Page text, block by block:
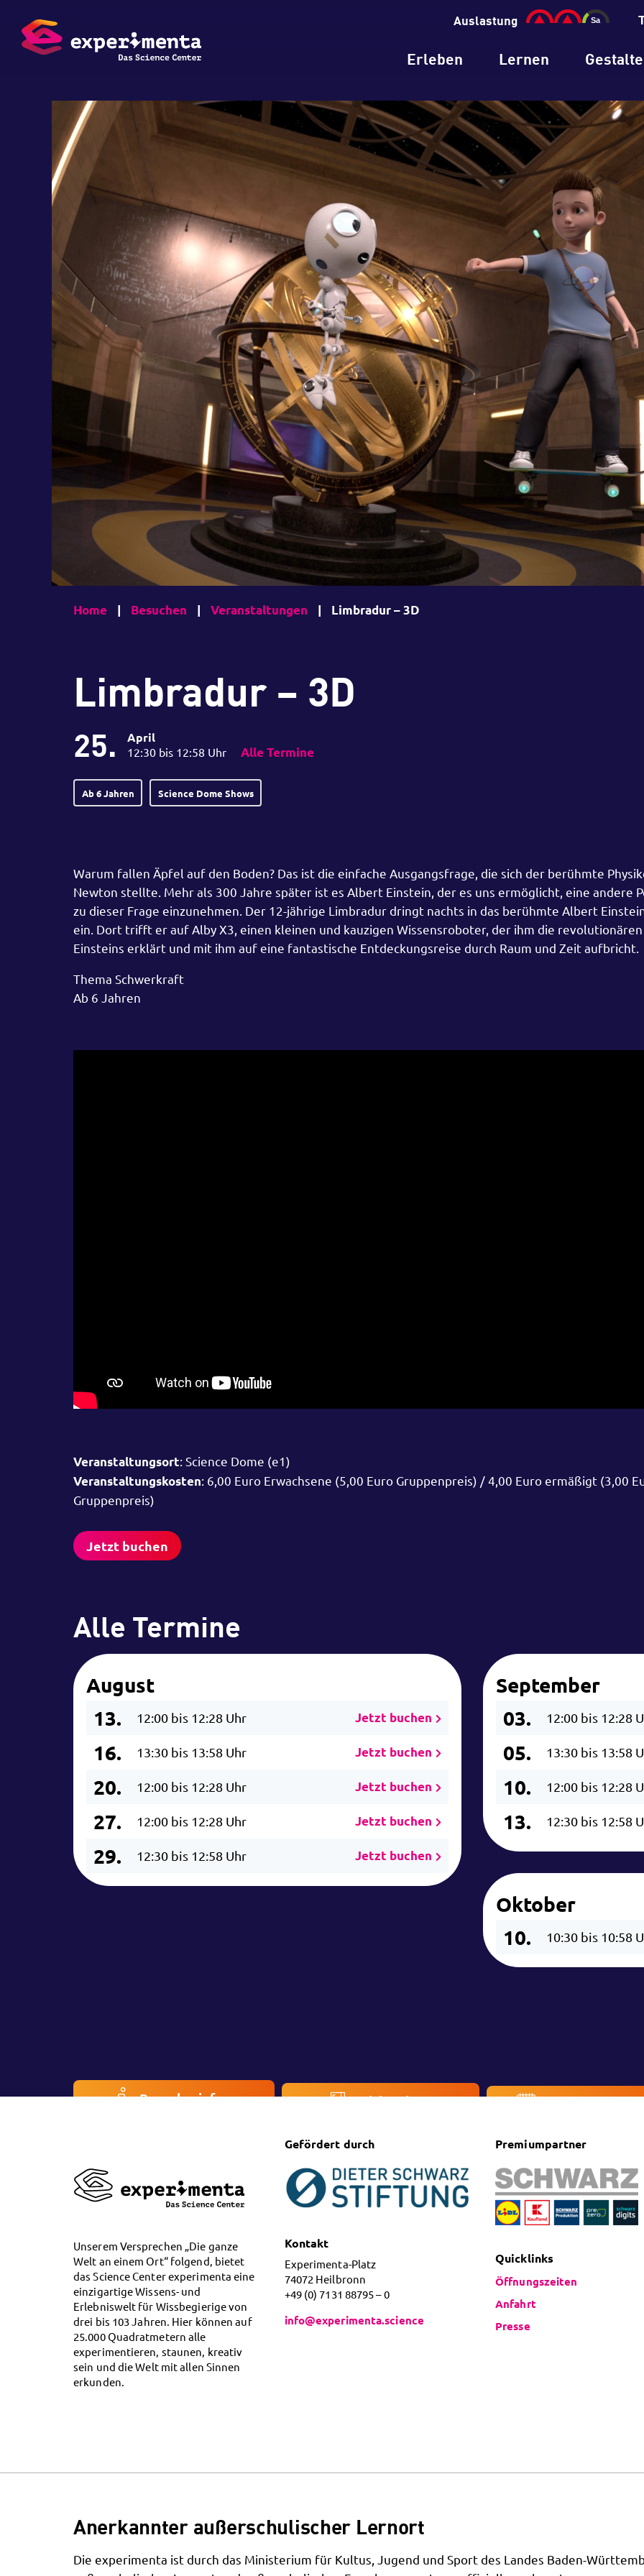
Auslastung
Erleben Lernen
Home | Besuchen | Veranstaltungen | Limbradur – 3D
Limbradur – 3D
25. April
12:30 bis 12:58 Uhr Alle Termine
Ab 6 Jahren Science Dome Shows
Warum fallen Äpfel auf den Boden? Das ist die einfache Ausgangsfrage, die sich der berühmte
Newton stellte. Mehr als 300 Jahre später ist es Albert Einstein, der es uns ermöglicht, eine andere
zu dieser Frage einzunehmen. Der 12-jährige Limbradur dringt nachts in das berühmte Albert
ein. Dort trifft er auf Alby X3, einen kleinen und kauzigen Wissensroboter, der ihm die
Einsteins erklärt und mit ihm auf eine fantastische Entdeckungsreise durch Raum und Zeit aufbricht.
Thema Schwerkraft
Ab 6 Jahren
Veranstaltungsort: Science Dome (e1)
Veranstaltungskosten: 6,00 Euro Erwachsene (5,00 Euro Gruppenpreis) / 4,00 Euro ermäßigt (3,00
Gruppenpreis)
Jetzt buchen
Alle Termine
August
13.
12:00 bis 12:28 Uhr Jetzt buchen
16. 13:30 bis 13:58 Uhr Jetzt buchen
20. 12:00 bis 12:28 Uhr Jetzt buchen
27. 12:00 bis 12:28 Uhr Jetzt buchen
29. 12:30 bis 12:58 Uhr Jetzt buchen
September
03.
12:00 bis 12:28
05. 13:30 bis 13:58
10. 12:00 bis 12:28
13. 12:30 bis 12:58
Oktober
10.
10:30 bis 10:58
Besucherinfos Ticketshop
Unserem Versprechen „Die ganze
Welt an einem Ort“ folgend, bietet
das Science Center experimenta eine
einzigartige Wissens- und
Erlebniswelt für Wissbegierige von
drei bis 103 Jahren. Hier können auf
25.000 Quadratmetern alle
experimentieren, staunen, kreativ
sein und die Welt mit allen Sinnen
erkunden.
Gefördert durch
Kontakt
Experimenta-Platz
74072 Heilbronn
+49 (0) 7131 88795 – 0
info@experimenta.science
Premiumpartner
Quicklinks
Öffnungszeiten
Anfahrt
Presse
Anerkannter außerschulischer Lernort
Die experimenta ist durch das Ministerium für Kultus, Jugend und Sport des Landes Baden-